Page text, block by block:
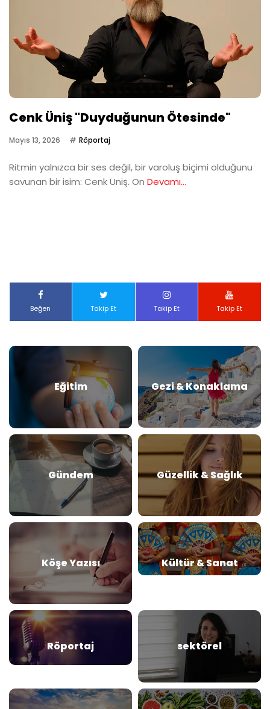
Cenk Üniş "Duyduğunun Ötesinde"
Mayıs 13, 2026 Röportaj
Ritmin yalnızca bir ses değil, bir varoluş biçimi olduğunu
savunan bir isim: Cenk Üniş. On Devamı...
Beğen Takip Et Takip Et Takip Et
Eğitim Gezi & Konaklama
Gündem Güzellik & Sağlık
Köşe Yazısı Kültür & Sanat
Röportaj sektörel